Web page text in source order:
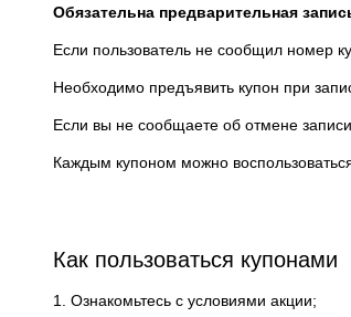
Обязательна предварительная
Если пользователь не сообщил номер
Необходимо предъявить купон при
Если вы не сообщаете об отмене
Каждым купоном можно
Как пользоваться купонами
1. Ознакомьтесь с условиями акции;